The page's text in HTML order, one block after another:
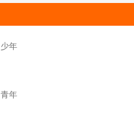
少年
青年